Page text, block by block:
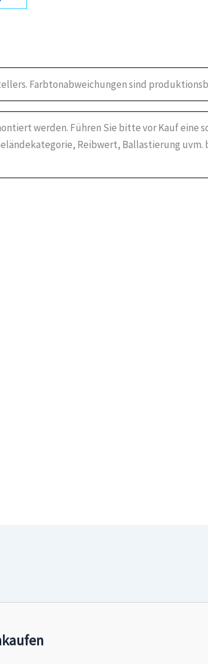
Farbtonabweichungen sind
werden. Führen Sie bitte vor Kauf eine
Reibwert, Ballastierung